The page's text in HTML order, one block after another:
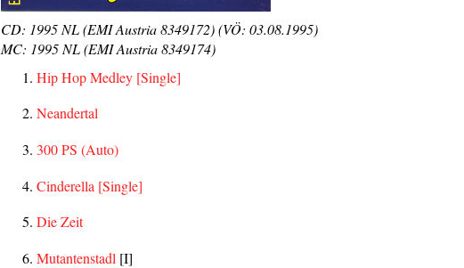
CD: 1995 NL (EMI Austria 8349172) (VÖ: 03.08.1995)
MC: 1995 NL (EMI Austria 8349174)
Hip Hop Medley [Single]
Neandertal
300 PS (Auto)
Cinderella [Single]
Die Zeit
Mutantenstadl [I]